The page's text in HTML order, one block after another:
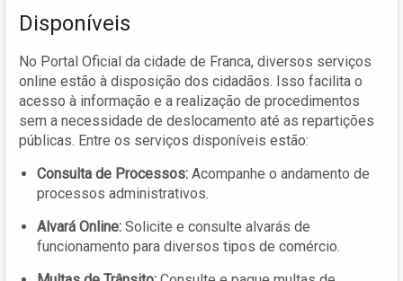
Disponíveis
No Portal Oficial da cidade de Franca, diversos serviços
online estão à disposição dos cidadãos. Isso facilita o
acesso à informação e a realização de procedimentos
sem a necessidade de deslocamento até as repartições
públicas. Entre os serviços disponíveis estão:
Consulta de Processos: Acompanhe o andamento de
processos administrativos.
Alvará Online: Solicite e consulte alvarás de
funcionamento para diversos tipos de comércio.